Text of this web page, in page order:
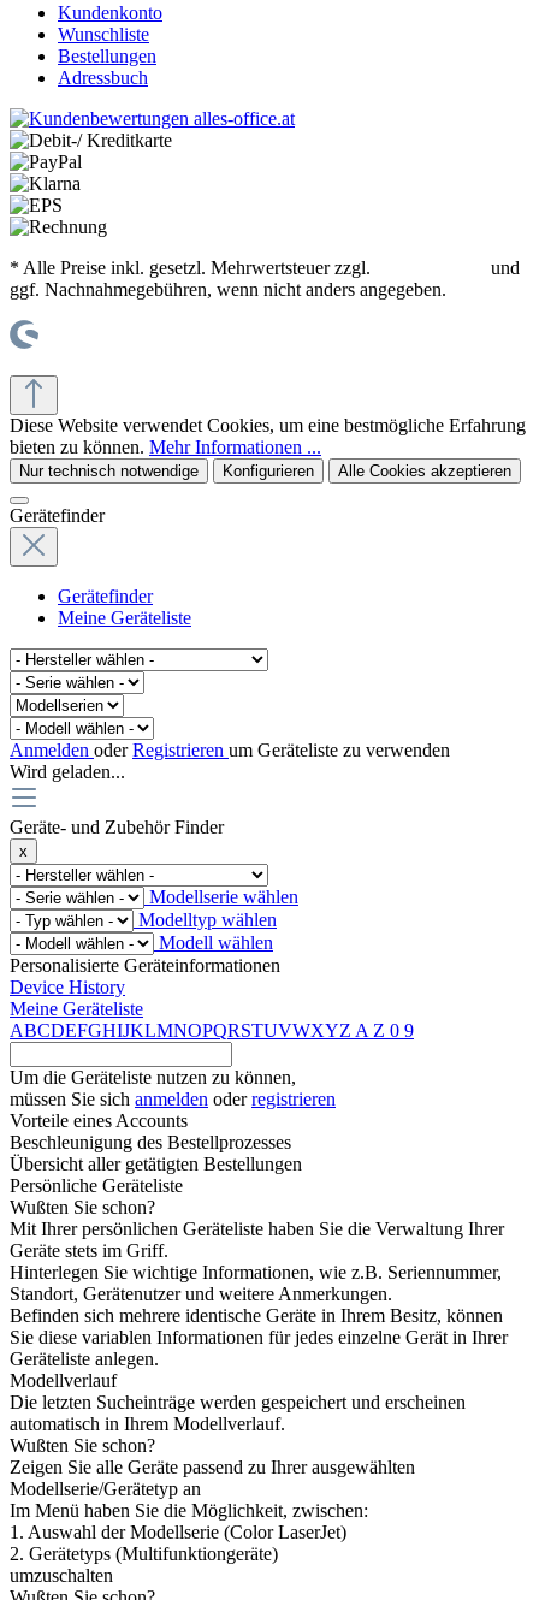
Kundenkonto
Wunschliste
Bestellungen
Adressbuch
* Alle Preise inkl. gesetzl. Mehrwertsteuer zzgl.
und
ggf. Nachnahmegebühren, wenn nicht anders angegeben.
Diese Website verwendet Cookies, um eine bestmögliche Erfahrung
bieten zu können. Mehr Informationen ...
Nur technisch notwendige Konfigurieren Alle Cookies akzeptieren
Gerätefinder
Gerätefinder
Meine Geräteliste
Anmelden oderRegistrieren um Geräteliste zu verwenden
Wird geladen...
Geräte- und Zubehör Finder
x
Modellserie wählen
Modelltyp wählen
Modell wählen
Personalisierte Geräteinformationen
Device History
Meine Geräteliste
ABCDEFGHIJKLMNOPQRSTUVWXYZ A Z 0 9
Um die Geräteliste nutzen zu können,
müssen Sie sich anmelden oderregistrieren
Vorteile eines Accounts
Beschleunigung des Bestellprozesses
Übersicht aller getätigten Bestellungen
Persönliche Geräteliste
Wußten Sie schon?
Mit Ihrer persönlichen Geräteliste haben Sie die Verwaltung Ihrer
Geräte stets im Griff.
Hinterlegen Sie wichtige Informationen, wie z.B. Seriennummer,
Standort, Gerätenutzer und weitere Anmerkungen.
Befinden sich mehrere identische Geräte in Ihrem Besitz, können
Sie diese variablen Informationen für jedes einzelne Gerät in Ihrer
Geräteliste anlegen.
Modellverlauf
Die letzten Sucheinträge werden gespeichert und erscheinen
automatisch in Ihrem Modellverlauf.
Wußten Sie schon?
Zeigen Sie alle Geräte passend zu Ihrer ausgewählten
Modellserie/Gerätetyp an
Im Menü haben Sie die Möglichkeit, zwischen:
1. Auswahl der Modellserie (Color LaserJet)
2. Gerätetyps (Multifunktiongeräte)
umzuschalten